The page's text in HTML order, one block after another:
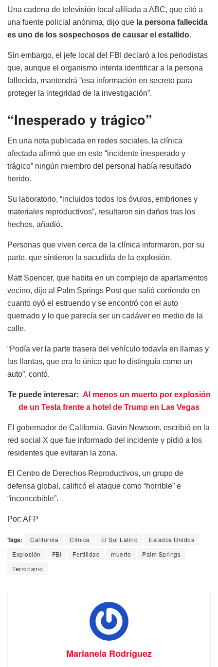
Una cadena de televisión local afiliada a ABC, que citó a
una fuente policial anónima, dijo que la persona fallecida
es uno de los sospechosos de causar el estallido.
Sin embargo, el jefe local del FBI declaró a los periodistas
que, aunque el organismo intenta identificar a la persona
fallecida, mantendrá “esa información en secreto para
proteger la integridad de la investigación”.
“Inesperado y trágico”
En una nota publicada en redes sociales, la clínica
afectada afirmó que en este “incidente inesperado y
trágico” ningún miembro del personal había resultado
herido.
Su laboratorio, “incluidos todos los óvulos, embriones y
materiales reproductivos”, resultaron sin daños tras los
hechos, añadió.
Personas que viven cerca de la clínica informaron, por su
parte, que sintieron la sacudida de la explosión.
Matt Spencer, que habita en un complejo de apartamentos
vecino, dijo al Palm Springs Post que salió corriendo en
cuanto oyó el estruendo y se encontró con el auto
quemado y lo que parecía ser un cadáver en medio de la
calle.
“Podía ver la parte trasera del vehículo todavía en llamas y
las llantas, que era lo único que lo distinguía como un
auto”, contó.
Te puede interesar: Al menos un muerto por explosión
de un Tesla frente a hotel de Trump en Las Vegas
El gobernador de California, Gavin Newsom, escribió en la
red social X que fue informado del incidente y pidió a los
residentes que evitaran la zona.
El Centro de Derechos Reproductivos, un grupo de
defensa global, calificó el ataque como “horrible” e
“inconcebible”.
Por: AFP
Tags: California Clínica El Sol Latino
Estados Unidos
Explosión
FBI Fertilidad muerto
Palm Springs
Terrorismo
Marianela Rodríguez